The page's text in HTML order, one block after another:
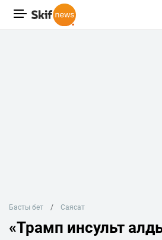
Басты бет Саясат
«Трамп инсульт